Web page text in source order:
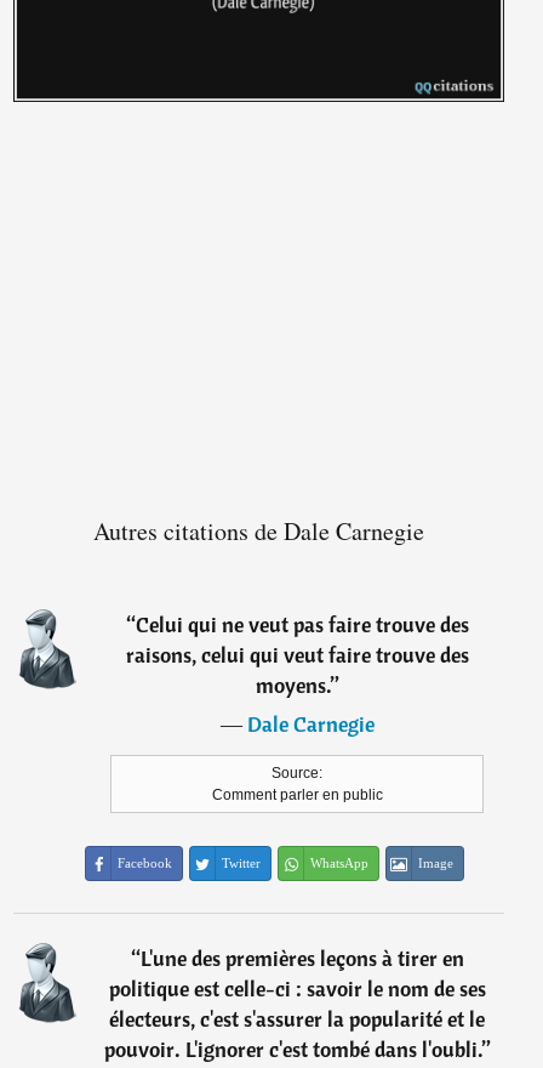
Autres citations de Dale Carnegie
“Celui qui ne veut pas faire trouve des
raisons, celui qui veut faire trouve des
moyens.”
―Dale Carnegie
Source:
Comment parler en public
Facebook Twitter WhatsApp Image
“L'une des premières leçons à tirer en
politique est celle-ci : savoir le nom de ses
électeurs, c'est s'assurer la popularité et le
pouvoir. L'ignorer c'est tombé dans l'oubli.”